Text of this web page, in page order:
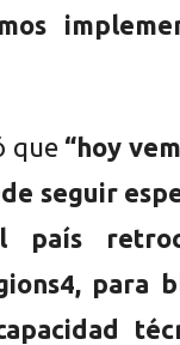
que “hoy
seguir
país
para